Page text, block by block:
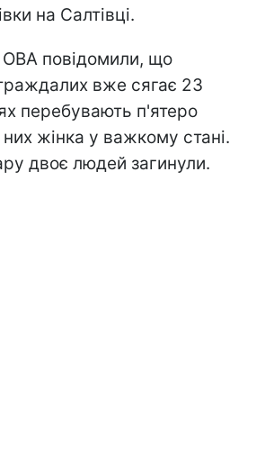
на Салтівці.
ОВА повідомили, що
вже сягає 23
перебувають п'ятеро
жінка у важкому стані.
двоє людей загинули.